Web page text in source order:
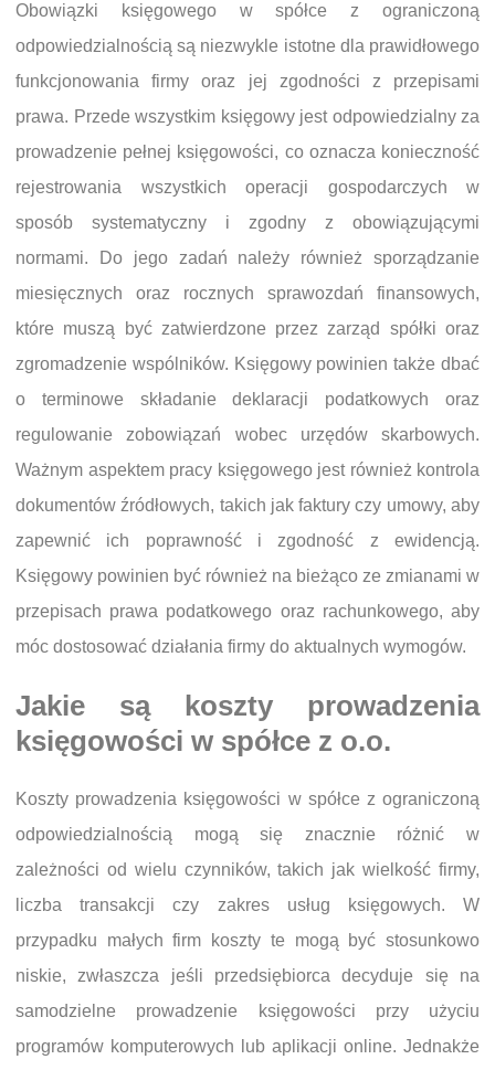
Obowiązki księgowego w spółce z ograniczoną
odpowiedzialnością są niezwykle istotne dla prawidłowego
funkcjonowania firmy oraz jej zgodności z przepisami
prawa. Przede wszystkim księgowy jest odpowiedzialny za
prowadzenie pełnej księgowości, co oznacza konieczność
rejestrowania wszystkich operacji gospodarczych w
sposób systematyczny i zgodny z obowiązującymi
normami. Do jego zadań należy również sporządzanie
miesięcznych oraz rocznych sprawozdań finansowych,
które muszą być zatwierdzone przez zarząd spółki oraz
zgromadzenie wspólników. Księgowy powinien także dbać
o terminowe składanie deklaracji podatkowych oraz
regulowanie zobowiązań wobec urzędów skarbowych.
Ważnym aspektem pracy księgowego jest również kontrola
dokumentów źródłowych, takich jak faktury czy umowy, aby
zapewnić ich poprawność i zgodność z ewidencją.
Księgowy powinien być również na bieżąco ze zmianami w
przepisach prawa podatkowego oraz rachunkowego, aby
móc dostosować działania firmy do aktualnych wymogów.
Jakie są koszty prowadzenia
księgowości w spółce z o.o.
Koszty prowadzenia księgowości w spółce z ograniczoną
odpowiedzialnością mogą się znacznie różnić w
zależności od wielu czynników, takich jak wielkość firmy,
liczba transakcji czy zakres usług księgowych. W
przypadku małych firm koszty te mogą być stosunkowo
niskie, zwłaszcza jeśli przedsiębiorca decyduje się na
samodzielne prowadzenie księgowości przy użyciu
programów komputerowych lub aplikacji online. Jednakże